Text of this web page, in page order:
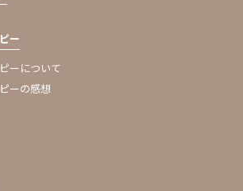
ー
ーについて
ーの感想